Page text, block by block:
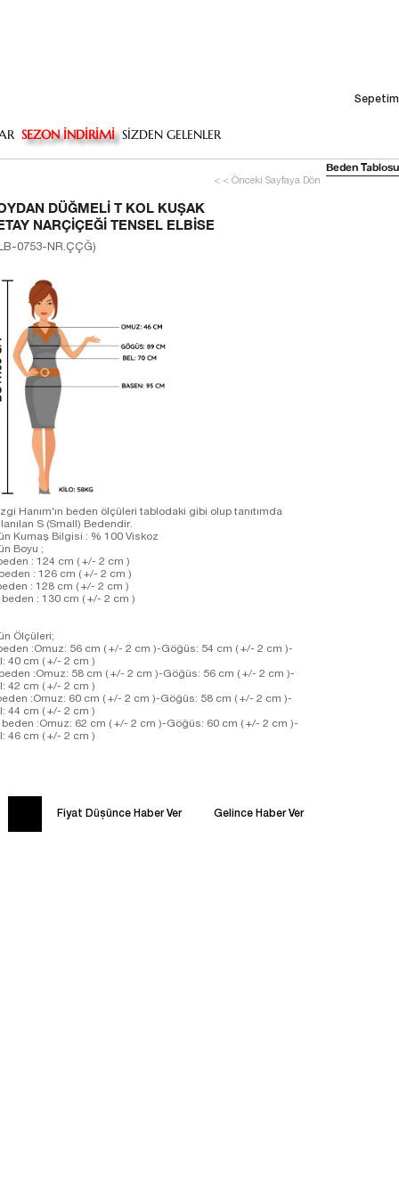
Sepetim
SEZON İNDİRİMİ SİZDEN GELENLER
< < Önceki Sayfaya Dön
DÜĞMELI T KOL KUŞAK
NARÇIÇEĞI TENSEL ELBISE
0753-NR.ÇÇĞ)
Hanım'ın beden ölçüleri tablodaki gibi olup tanıtımda
S (Small) Bedendir.
Kumaş Bilgisi : % 100 Viskoz
Boyu ;
: 124 cm ( +/- 2 cm )
: 126 cm ( +/- 2 cm )
: 128 cm ( +/- 2 cm )
beden : 130 cm ( +/- 2 cm )
Ölçüleri;
:Omuz: 56 cm ( +/- 2 cm )-Göğüs: 54 cm ( +/- 2 cm )-
40 cm ( +/- 2 cm )
:Omuz: 58 cm ( +/- 2 cm )-Göğüs: 56 cm ( +/- 2 cm )-
42 cm ( +/- 2 cm )
:Omuz: 60 cm ( +/- 2 cm )-Göğüs: 58 cm ( +/- 2 cm )-
44 cm ( +/- 2 cm )
beden :Omuz: 62 cm ( +/- 2 cm )-Göğüs: 60 cm ( +/- 2 cm )-
46 cm ( +/- 2 cm )
Fiyat Düşünce Haber Ver Gelince Haber Ver
Beden Tablosu